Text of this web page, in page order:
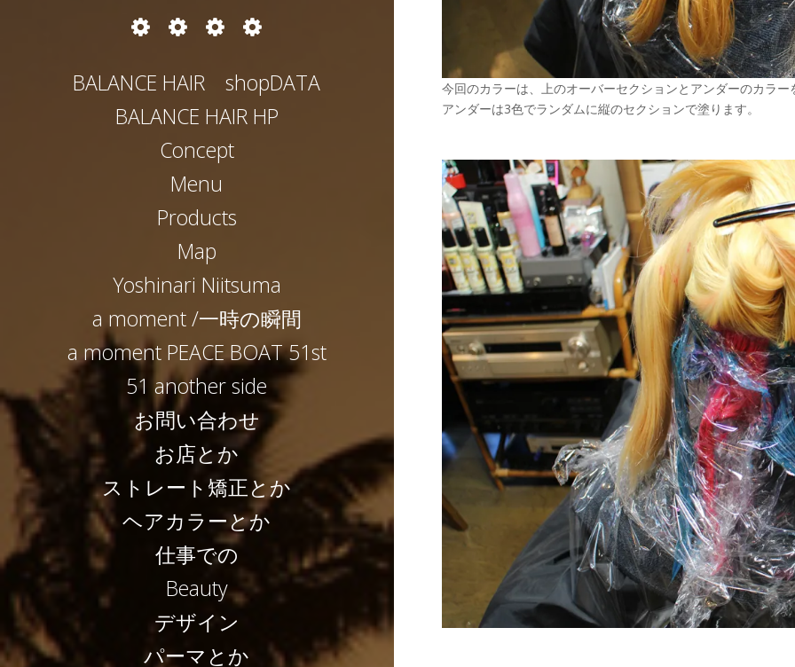
お
店
か
パ
ー
と
ヘ
ア
ラ
と
か
遊
び
BALANCE HAIR shopDATA
BALANCE HAIR HP
Concept
Menu
Products
Map
Yoshinari Niitsuma
a moment /一時の瞬間
a moment PEACE BOAT 51st
51 another side
お問い合わせ
お店とか
ストレート矯正とか
ヘアカラーとか
仕事での
Beauty
デザイン
パーマとか
今回のカラーは、上のオーバーセクションとアンダーのカラー
アンダーは3色でランダムに縦のセクションで塗ります。